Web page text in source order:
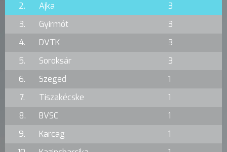
2.
Ajka
3
3.
Gyirmót
3
4.
DVTK
3
5.
Soroksár
3
6.
Szeged
1
7.
Tiszakécske
1
8.
BVSC
1
9.
Karcag
1